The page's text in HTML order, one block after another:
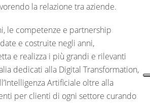
la relazione tra aziende.
le competenze e partnership
e costruite negli anni,
e realizza i più grandi e rilevanti
dedicati alla Digital Transformation,
Artificiale oltre alla
per clienti di ogni settore curando